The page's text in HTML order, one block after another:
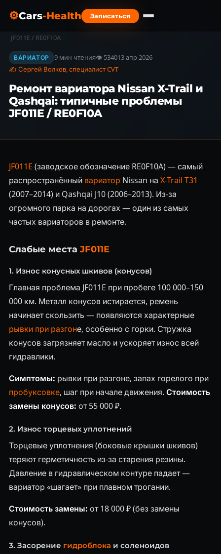
⚙Cars-Health Записаться
Главная › Блог ›
JF011E / RE0F10A
ВАРИАТОР 9 мин чтения👁 534013 апр 2026
✍ Сергей Волков, специалист CVT
Ремонт вариатора Nissan X-Trail и
Qashqai: типичные проблемы
JF011E / RE0F10A
JF011E (заводское обозначение RE0F10A) — самый
распространённый вариатор Nissan на X-Trail T31
(2007–2014) и Qashqai J10 (2006–2013). Из-за
огромного парка на дорогах — один из самых
частых вариаторов в ремонте.
Слабые места JF011E
1. Износ конусных шкивов (конусов)
Главная проблема JF011E при пробеге 100 000–150
000 км. Металл конусов истирается, ремень
начинает скользить — появляются характерные
рывки при разгоне, особенно с горки. Стружка
конусов загрязняет масло и ускоряет износ всей
гидравлики.
Симптомы: рывки при разгоне, запах горелого при
пробуксовке, шаг при начале движения. Стоимость
замены конусов: от 55 000 ₽.
2. Износ торцевых уплотнений
Торцевые уплотнения (боковые крышки шкивов)
теряют герметичность из-за старения резины.
Давление в гидравлическом контуре падает —
вариатор «шагает» при плавном трогании.
Стоимость замены: от 18 000 ₽ (без замены
конусов).
3. Засорение гидроблока и соленоидов